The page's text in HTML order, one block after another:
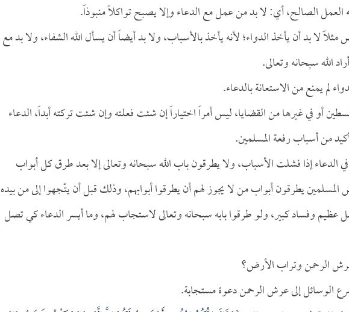
العمل الصالح، أي: لا بد من عمل مع الدعاء وإلا يصبح تواكلاً منبوذاً.
لا بد أن يأخذ الدواء؛ لأنه يأخذ بالأسباب، ولا بد أيضاً أن يسأل الله الشفاء، ولا بد مع
الله سبحانه وتعالى.
لم يمنع من الاستعانة بالدعاء.
أو في غيرها من القضايا، ليس أمراً اختياراً إن شئت فعلته وإن شئت تركته أبداً، الدعاء
من أسباب رفعة المسلمين.
الدعاء إذا فشلت الأسباب، ولا يطرقون باب الله سبحانه وتعالى إلا بعد طرق كل أبواب
يطرقون أبواب من لا يجوز لهم أن يطرقوا أبوابهم، وذلك قبل أن يتّجهوا إلى من بيده
وفساد كبير، ولو طرقوا بابه سبحانه وتعالى لاستجاب لهم، وما أيسر الدعاء كي تصل
الرحمن وتراب الأرض؟
الوسائل إلى عرش الرحمن دعوة مستجابة.